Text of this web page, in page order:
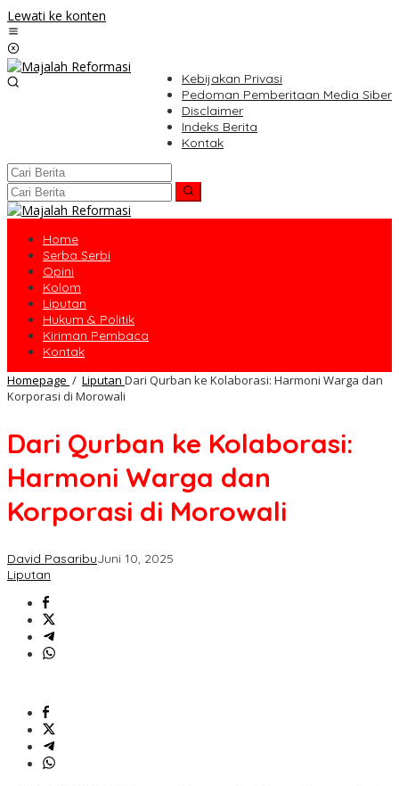
Lewati ke konten
Kebijakan Privasi
Pedoman Pemberitaan Media Siber
Disclaimer
Indeks Berita
Kontak
Home
Serba Serbi
Opini
Kolom
Liputan
Hukum & Politik
Kiriman Pembaca
Kontak
Homepage / Liputan Dari Qurban ke Kolaborasi: Harmoni Warga dan
Korporasi di Morowali
Dari Qurban ke Kolaborasi:
Harmoni Warga dan
Korporasi di Morowali
David PasaribuJuni 10, 2025
Liputan